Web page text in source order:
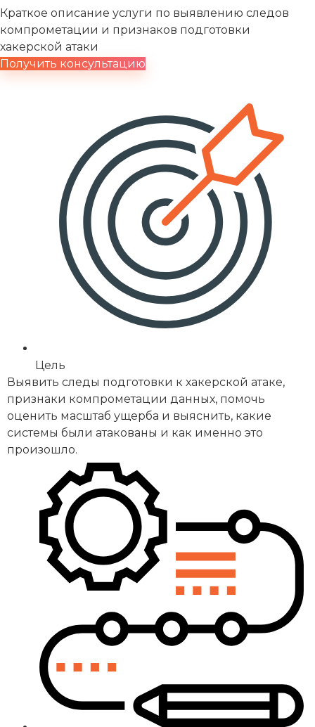
Краткое описание услуги по выявлению следов
компрометации и признаков подготовки
хакерской атаки
Получить консультацию
Цель
Выявить следы подготовки к хакерской атаке,
признаки компрометации данных, помочь
оценить масштаб ущерба и выяснить, какие
системы были атакованы и как именно это
произошло.